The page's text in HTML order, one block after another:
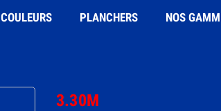
COULEURS PLANCHERS NOS
3.30M